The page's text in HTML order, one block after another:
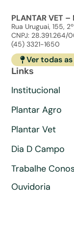
PLANTAR VET –
Rua Uruguai, 155,
CNPJ: 28.391.264/
(45) 3321-1650
Ver todas
Links
Institucional
Plantar Agro
Plantar Vet
Dia D Campo
Trabalhe
Ouvidoria